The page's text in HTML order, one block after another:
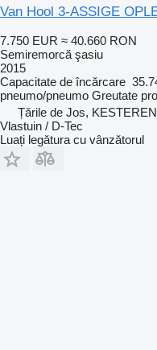
Van Hool 3-ASSIGE
7.750 EUR ≈ 40.660 RON
Semiremorcă şasiu
2015
Capacitate de încărcare
pneumo/pneumo Greutate
Țările de Jos, KESTEREN
Vlastuin / D-Tec
Luați legătura cu vânzătorul